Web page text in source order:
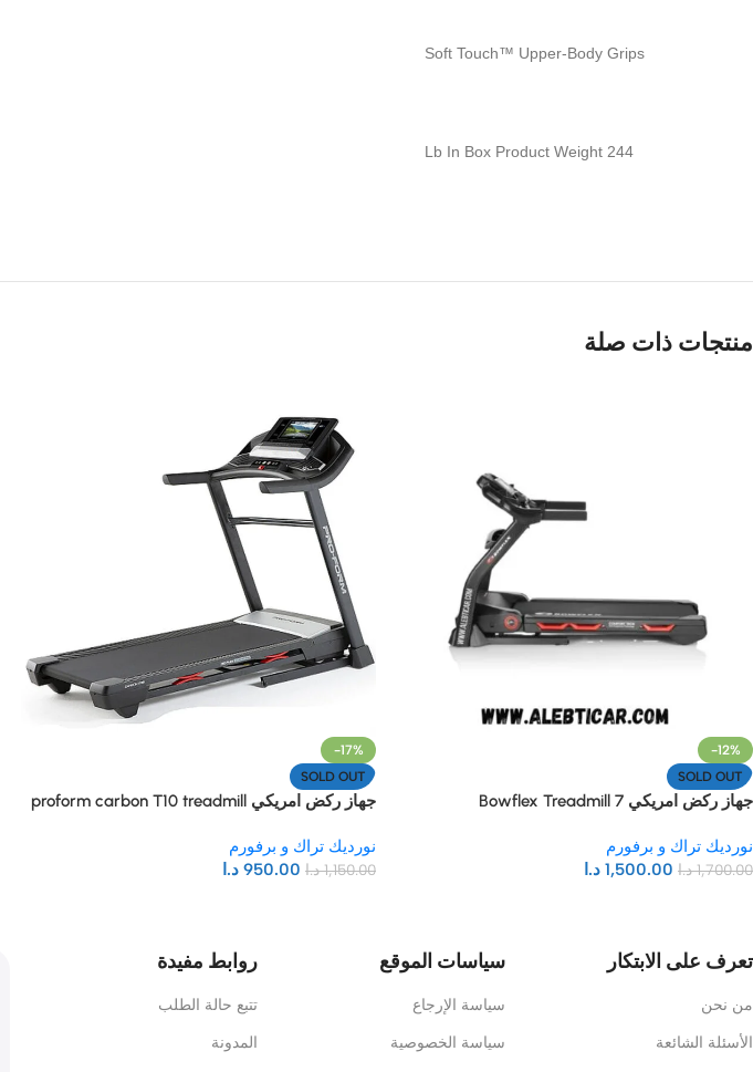
Soft Touch™ Upper-Body Grips
244 Lb In Box Product Weight
منتجات ذات صلة
-12%
SOLD OUT
جهاز ركض امريكي Bowflex Treadmill 7
نورديك تراك و برفورم
1,700.00 د.ا 1,500.00 د.ا
-17%
SOLD OUT
جهاز ركض امريكي proform carbon T10 treadmill
نورديك تراك و برفورم
1,150.00 د.ا 950.00 د.ا
تعرف على الابتكار
من نحن
الأسئلة الشائعة
سياسات الموقع
سياسة الإرجاع
سياسة الخصوصية
روابط مفيدة
تتبع حالة الطلب
المدونة